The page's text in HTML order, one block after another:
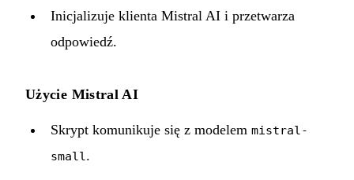
Inicjalizuje klienta Mistral AI i przetwarza
odpowiedź.
Użycie Mistral AI
Skrypt komunikuje się z modelem mistral-
small .